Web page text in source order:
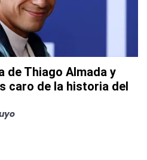
de Thiago Almada y
caro de la historia del